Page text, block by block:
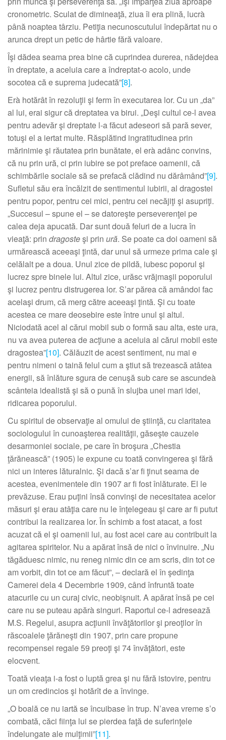
cronometric. Sculat de dimineaţă, ziua îi era plină, lucrà
până noaptea târziu. Petiţia necunoscutului îndepărtat nu o
arunca drept un petic de hârtie fără valoare.
Îşi dădea seama prea bine că cuprindea durerea, nădejdea
în dreptate, a aceluia care a îndreptat-o acolo, unde
socotea că e suprema judecată”[8].
Erà hotărât în rezoluţii şi ferm în executarea lor. Cu un „da”
al lui, erai sigur că dreptatea va birui. „Deşi cultul ce-l avea
pentru adevăr şi dreptate l-a făcut adeseori să pară sever,
totuşi el a iertat multe. Răsplătind ingratitudinea prin
mărinimie şi răutatea prin bunătate, el erà adânc convins,
că nu prin ură, ci prin iubire se pot preface oamenii, că
schimbările sociale să se prefacă clădind nu dărâmând”[9].
Sufletul său era încălzit de sentimentul iubirii, al dragostei
pentru popor, pentru cei mici, pentru cei necăjiţi şi asupriţi.
„Succesul – spune el – se datoreşte perseverenţei pe
calea deja apucată. Dar sunt două feluri de a lucra în
vieaţă: prin dragosteşi prin ură. Se poate ca doi oameni să
urmărească aceeaşi ţintă, dar unul să urmeze prima cale şi
celălalt pe a doua. Unul zice de pildă, iubesc poporul şi
lucrez spre binele lui. Altul zice, urăsc vrăjmaşii poporului
şi lucrez pentru distrugerea lor. S’ar părea că amândoi fac
acelaşi drum, că merg către aceeaşi ţintă. Şi cu toate
acestea ce mare deosebire este între unul şi altul.
Niciodată acel al cărui mobil sub o formă sau alta, este ura,
nu va avea puterea de acţiune a aceluia al cărui mobil este
dragostea”[10]. Călăuzit de acest sentiment, nu mai e
pentru nimeni o taină felul cum a ştiut să trezească atâtea
energii, să înlăture sgura de cenuşă sub care se ascundeà
scânteia idealistă şi să o pună în slujba unei mari idei,
ridicarea poporului.
Cu spiritul de observaţie al omului de ştiinţă, cu claritatea
sociologului în cunoaşterea realităţii, găseşte cauzele
desarmoniei sociale, pe care în broşura „Chestia
ţărănească” (1905) le expune cu toată convingerea şi fără
nici un interes lăturalnic. Şi dacă s’ar fi ţinut seama de
acestea, evenimentele din 1907 ar fi fost înlăturate. El le
prevăzuse. Erau puţini însă convinşi de necesitatea acelor
măsuri şi erau atâţia care nu le înţelegeau şi care ar fi putut
contribui la realizarea lor. În schimb a fost atacat, a fost
acuzat că el şi oamenii lui, au fost acei care au contribuit la
agitarea spiritelor. Nu a apărat însă de nici o învinuire. „Nu
tăgăduesc nimic, nu reneg nimic din ce am scris, din tot ce
am vorbit, din tot ce am făcut”, – declară el în şedinţa
Camerei dela 4 Decembrie 1909, când înfruntă toate
atacurile cu un curaj civic, neobişnuit. A apărat însă pe cei
care nu se puteau apărà singuri. Raportul ce-l adresează
M.S. Regelui, asupra acţiunii învăţătorilor şi preoţilor în
răscoalele ţărăneşti din 1907, prin care propune
recompensei regale 59 preoţi şi 74 învăţători, este
elocvent.
Toată vieaţa i-a fost o luptă grea şi nu fără istovire, pentru
un om credincios şi hotărît de a învinge.
„O boală ce nu iartă se încuibase în trup. N’avea vreme s’o
combată, căci fiinţa lui se pierdea faţă de suferinţele
îndelungate ale mulţimii”[11].